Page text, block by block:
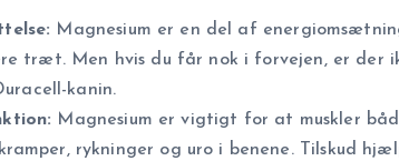
Magnesium er en del af
træt. Men hvis du får nok i forvejen, er der
kanin.
Magnesium er vigtigt for at muskler
rykninger og uro i benene. Tilskud